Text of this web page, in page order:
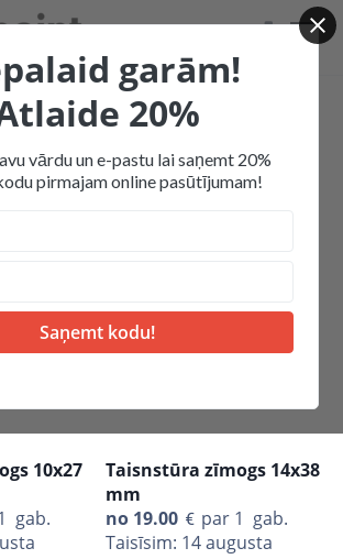
Zīmogi, spiedogi Taisnstūra zīmogi
zīmogi
10x27
gab.
Taisnstūra zīmogs 14x38
mm
no 19.00
par 1 gab.
Taisīsim: 14 augusta
garām!
20%
vārdu un e-pastu lai saņemt 20%
pirmajam online pasūtījumam!